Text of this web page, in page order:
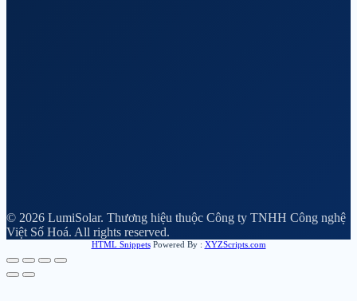
© 2026 LumiSolar. Thương hiệu thuộc Công ty TNHH Công nghệ
Việt Số Hoá. All rights reserved.
HTML SnippetsPowered By : XYZScripts.com